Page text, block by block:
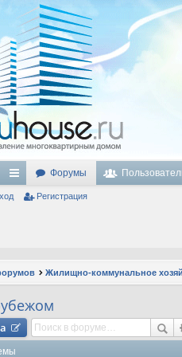
с
и
Форумы
Регистрация
Жилищно-коммунальное